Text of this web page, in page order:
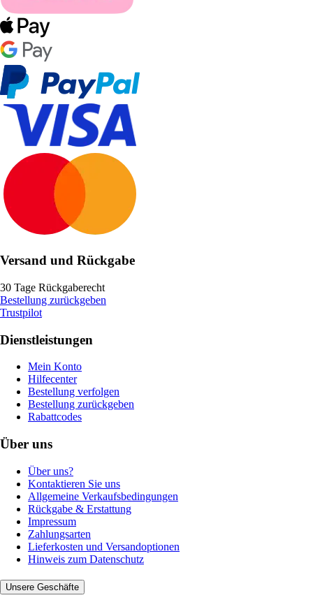
Versand und Rückgabe
30 Tage Rückgaberecht
Bestellung zurückgeben
Trustpilot
Dienstleistungen
Mein Konto
Hilfecenter
Bestellung verfolgen
Bestellung zurückgeben
Rabattcodes
Über uns
Über uns?
Kontaktieren Sie uns
Allgemeine Verkaufsbedingungen
Rückgabe & Erstattung
Impressum
Zahlungsarten
Lieferkosten und Versandoptionen
Hinweis zum Datenschutz
Unsere Geschäfte